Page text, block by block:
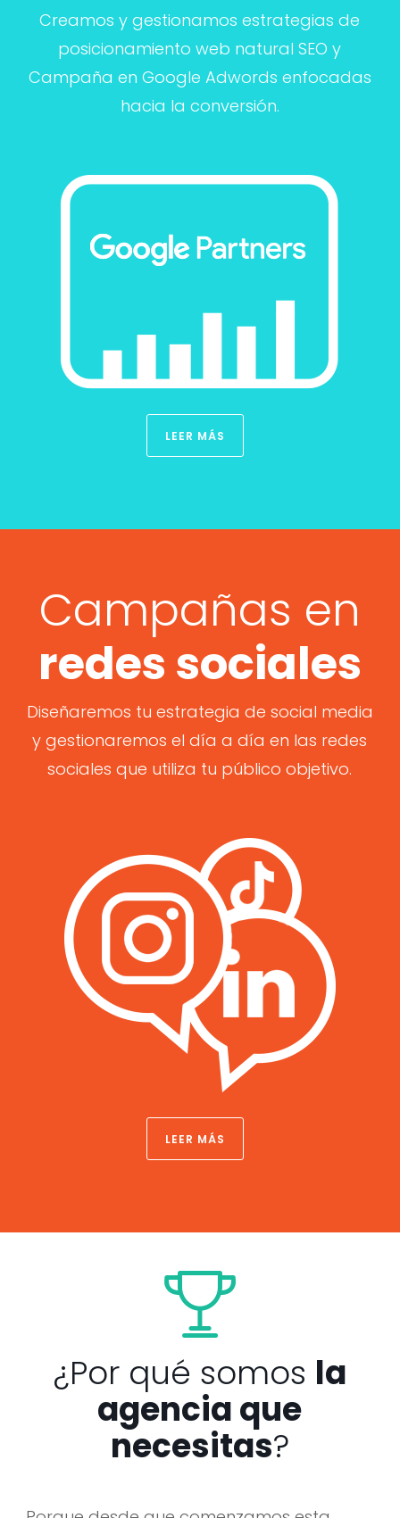
Creamos y gestionamos estrategias de
posicionamiento web natural SEO y
Campaña en Google Adwords enfocadas
hacia la conversión.
LEER MÁS
Campañas en
redes sociales
Diseñaremos tu estrategia de social media
y gestionaremos el día a día en las redes
sociales que utiliza tu público objetivo.
LEER MÁS
¿Por qué somos la
agencia que
necesitas?